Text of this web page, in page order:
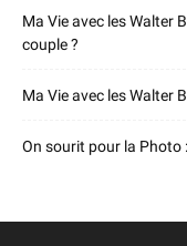
Ma Vie avec les Walter
couple ?
Ma Vie avec les Walter
On sourit pour la Photo